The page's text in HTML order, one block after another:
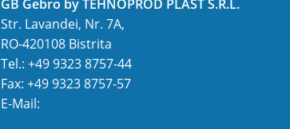
GB Gebro by TEHNOPROD PLAST S.R.L.
Str. Lavandei, Nr. 7A,
RO-420108 Bistrita
Tel.: +49 9323 8757-44
Fax: +49 9323 8757-57
E-Mail: